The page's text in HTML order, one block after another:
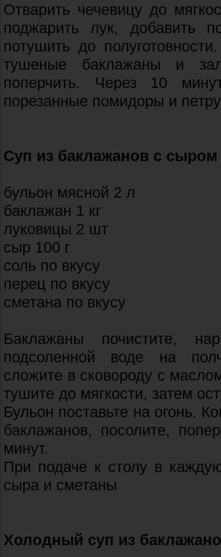
Отварить чечевицу до
поджарить лук, добавить
потушить до
тушеные баклажаны и
поперчить. Через 10
порезанные помидоры и
Суп из баклажанов с сыром
бульон мясной 2 л
баклажан 1 кг
луковицы 2 шт
сыр 100 г
соль по вкусу
перец по вкусу
сметана по вкусу
Баклажаны почистите,
подсоленной воде на
сложите в сковороду с
тушите до мягкости, затем
Бульон поставьте на огонь.
баклажанов, посолите,
минут.
При подаче к столу в
сыра и сметаны
Холодный суп из